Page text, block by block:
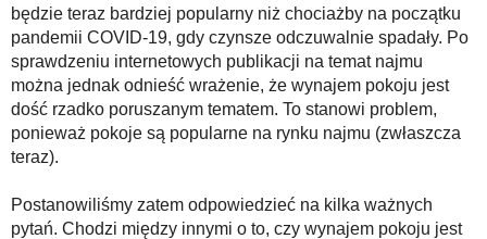
będzie teraz bardziej popularny niż chociażby na początku
pandemii COVID-19, gdy czynsze odczuwalnie spadały. Po
sprawdzeniu internetowych publikacji na temat najmu
można jednak odnieść wrażenie, że wynajem pokoju jest
dość rzadko poruszanym tematem. To stanowi problem,
ponieważ pokoje są popularne na rynku najmu (zwłaszcza
teraz).
Postanowiliśmy zatem odpowiedzieć na kilka ważnych
pytań. Chodzi między innymi o to, czy wynajem pokoju jest